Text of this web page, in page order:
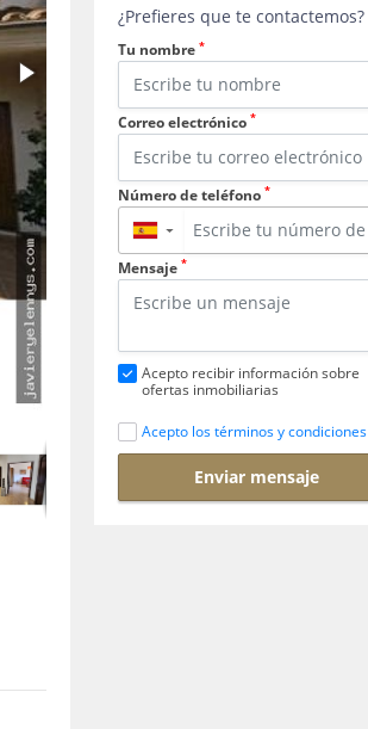
¿Prefieres que te contactemos?
Tu nombre *
Correo electrónico *
Número de teléfono *
▼
Mensaje *
Acepto recibir información sobre
ofertas inmobiliarias
Acepto los términos y condiciones
Enviar mensaje